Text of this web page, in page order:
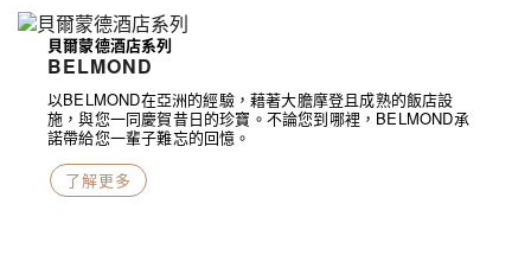
貝爾蒙德酒店系列
BELMOND
以BELMOND在亞洲的經驗，藉著大膽摩登且成熟的飯店設
施，與您一同慶賀昔日的珍寶。不論您到哪裡，BELMOND承
諾帶給您一輩子難忘的回憶。
了解更多